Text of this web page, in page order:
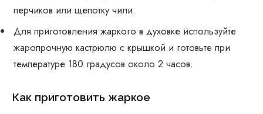
перчиков или щепотку чили.
Для приготовления жаркого в духовке используйте
жаропрочную кастрюлю с крышкой и готовьте при
температуре 180 градусов около 2 часов.
Как приготовить жаркое